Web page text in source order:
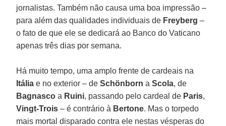
jornalistas. Também não causa uma boa impressão –
para além das qualidades individuais de Freyberg–
o fato de que ele se dedicará ao Banco do Vaticano
apenas três dias por semana.
Há muito tempo, uma amplo frente de cardeais na
Itáliae no exterior – deSchönbornaScola, de
Bagnascoa Ruini, passando pelo cardeal de Paris,
Vingt-Trois– é contrário à Bertone. Mas o torpedo
mais mortal disparado contra ele nestas vésperas do